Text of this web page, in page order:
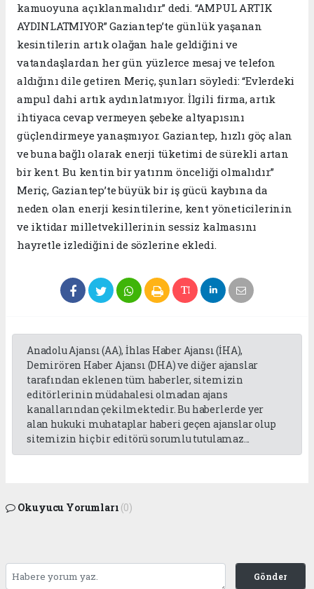
kamuoyuna açıklanmalıdır.” dedi. “AMPUL ARTIK
AYDINLATMIYOR” Gaziantep’te günlük yaşanan
kesintilerin artık olağan hale geldiğini ve
vatandaşlardan her gün yüzlerce mesaj ve telefon
aldığını dile getiren Meriç, şunları söyledi: “Evlerdeki
ampul dahi artık aydınlatmıyor. İlgili firma, artık
ihtiyaca cevap vermeyen şebeke altyapısını
güçlendirmeye yanaşmıyor. Gaziantep, hızlı göç alan
ve buna bağlı olarak enerji tüketimi de sürekli artan
bir kent. Bu kentin bir yatırım önceliği olmalıdır.”
Meriç, Gaziantep’te büyük bir iş gücü kaybına da
neden olan enerji kesintilerine, kent yöneticilerinin
ve iktidar milletvekillerinin sessiz kalmasını
hayretle izlediğini de sözlerine ekledi.
Anadolu Ajansı (AA), İhlas Haber Ajansı (İHA),
Demirören Haber Ajansı (DHA) ve diğer ajanslar
tarafından eklenen tüm haberler, sitemizin
editörlerinin müdahalesi olmadan ajans
kanallarından çekilmektedir. Bu haberlerde yer
alan hukuki muhataplar haberi geçen ajanslar olup
sitemizin hiç bir editörü sorumlu tutulamaz...
Okuyucu Yorumları (0)
Gönder